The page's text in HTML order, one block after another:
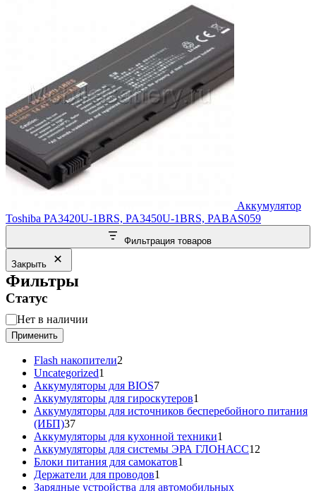
Аккумулятор
Toshiba PA3420U-1BRS, PA3450U-1BRS, PABAS059
Фильтрация товаров
Закрыть
Фильтры
Статус
Статус
Нет в наличии
Применить
Flash накопители2
Uncategorized1
товар
Аккумуляторы для BIOS77
товаров
Аккумуляторы для гироскутеров1
товар
Аккумуляторы для источников бесперебойного питания
(ИБП)3737
товаров
Аккумуляторы для кухонной техники1
товар
Аккумуляторы для системы ЭРА ГЛОНАСС12
Блоки питания для самокатов1
Держатели для проводов1
товар
Зарядные устройства для автомобильных